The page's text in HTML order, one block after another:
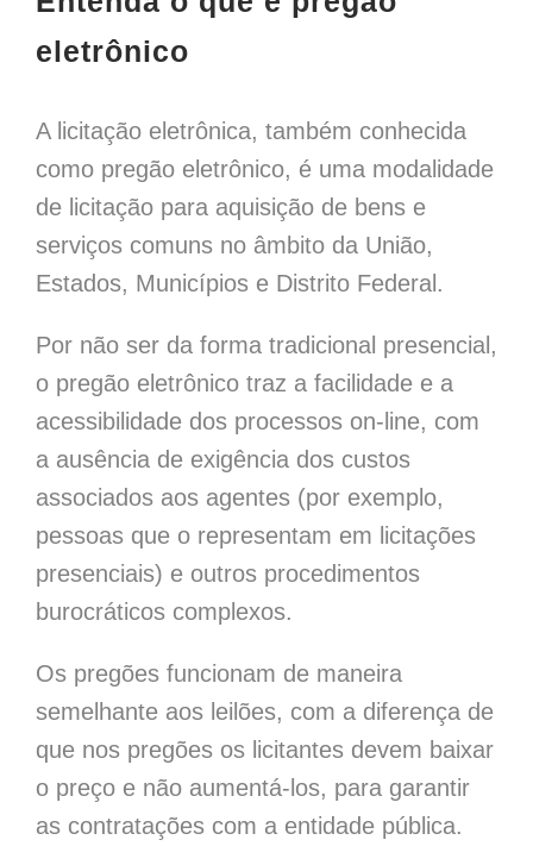
Image
eletrônico
A licitação eletrônica, também conhecida
como pregão eletrônico, é uma modalidade
de licitação para aquisição de bens e
serviços comuns no âmbito da União,
Estados, Municípios e Distrito Federal.
Por não ser da forma tradicional presencial,
o pregão eletrônico traz a facilidade e a
acessibilidade dos processos on-line, com
a ausência de exigência dos custos
associados aos agentes (por exemplo,
pessoas que o representam em licitações
presenciais) e outros procedimentos
burocráticos complexos.
Os pregões funcionam de maneira
semelhante aos leilões, com a diferença de
que nos pregões os licitantes devem baixar
o preço e não aumentá-los, para garantir
as contratações com a entidade pública.